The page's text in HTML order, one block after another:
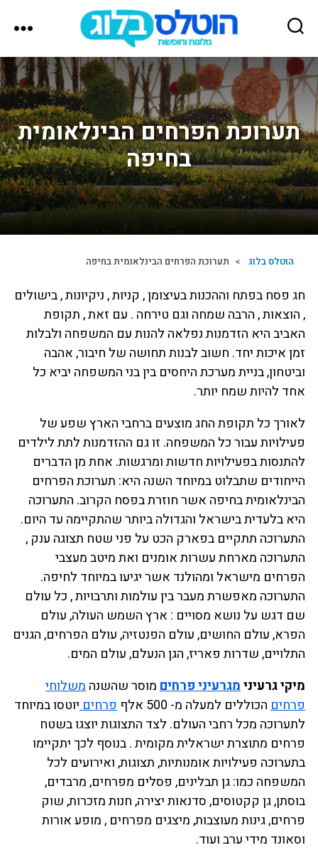
הוטלס
בלוג
תערוכת הפרחים הבינלאומית
בחיפה
הוטלס בלוג > תערוכת הפרחים הבינלאומית בחיפה
חג פסח בפתח וההכנות בעיצומן , קניות , ניקיונות , בישולים
, הוצאות , הרבה שמחה וגם טירחה . עם זאת , תקופת
האביב היא הזדמנות נפלאה להנות עם המשפחה ולבלות
זמן איכות יחד. חשוב לבנות תחושה של חיבור, אהבה
וביטחון, בניית מערכת היחסים בין בני המשפחה יביא כל
אחד להיות שמח יותר.
לאורך כל תקופת החג מוצעים ברחבי הארץ שפע של
פעילויות עבור כל המשפחה. זו גם ההזדמנות לתת לילדים
להתנסות בפעילויות חדשות ומרגשות. אחת מן הדברים
הייחודים שתבלוט במיוחד השנה היא: תערוכת הפרחים
הבינלאומית בחיפה אשר חוזרת בפסח הקרוב. התערוכה
היא בלעדית בישראל והגדולה ביותר שהתקיימה עד היום.
התערוכה תתקיים בפארק הכט על פני שטח תצוגה ענק ,
התערוכה מארחת עשרות אומנים ואת מיטב מעצבי
הפרחים מישראל ומהולנד אשר יגיעו במיוחד לחיפה.
התערוכה מאפשרת מעבר בין עולמות ותרבויות , כל עולם
שם דגש על נושא מסויים : ארץ השמש העולה, עולם
הפרא, עולם החושים, עולם הפנטזיה, עולם הפרחים, הגנים
התלויים, שדרות פאריז, הגן הנעלם, עולם המים.
מיקי גרעינימגרעיני פרחיםמוסר שהשנהמשלוחי
פרחיםהכוללים למעלה מ- 500 אלף פרחיםיוטסו במיוחד
לתערוכה מכל רחבי העולם. לצד התצוגות יוצגו בשטח
פרחים מתוצרת ישראלית מקומית . בנוסף לכך יתקיימו
בתערוכה פעילויות אומנותיות, תצוגות, ואירועים לכל
המשפחה כמו: גן תבלינים, פסלים מפרחים, מרבדים,
בוסתן, גן קקטוסים, סדנאות יצירה, חנות מזכרות, שוק
פרחים, גינות מעוצבות, מיצגים מפרחים , מופע אורות
וסאונד מידי ערב ועוד.